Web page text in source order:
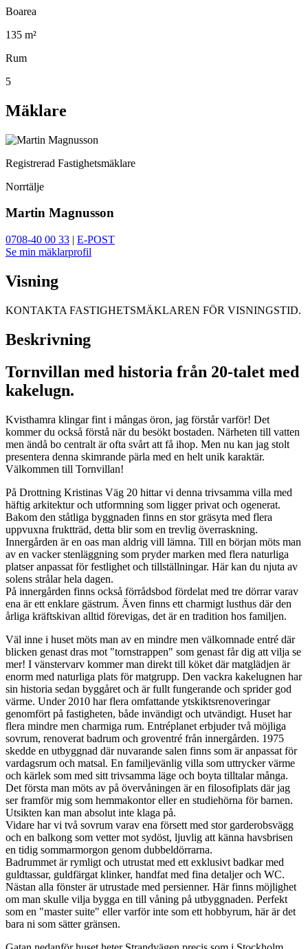
Boarea
135 m²
Rum
5
Mäklare
Registrerad Fastighetsmäklare
Norrtälje
Martin Magnusson
0708-40 00 33 | E-POST
Se min mäklarprofil
Visning
KONTAKTA FASTIGHETSMÄKLAREN FÖR VISNINGSTID.
Beskrivning
Tornvillan med historia från 20-talet med
kakelugn.
Kvisthamra klingar fint i mångas öron, jag förstår varför! Det
kommer du också förstå när du besökt bostaden. Närheten till vatten
men ändå bo centralt är ofta svårt att få ihop. Men nu kan jag stolt
presentera denna skimrande pärla med en helt unik karaktär.
Välkommen till Tornvillan!
På Drottning Kristinas Väg 20 hittar vi denna trivsamma villa med
häftig arkitektur och utformning som ligger privat och ogenerat.
Bakom den ståtliga byggnaden finns en stor gräsyta med flera
uppvuxna fruktträd, detta blir som en trevlig överraskning.
Innergården är en oas man aldrig vill lämna. Till en början möts man
av en vacker stenläggning som pryder marken med flera naturliga
platser anpassat för festlighet och tillställningar. Här kan du njuta av
solens strålar hela dagen.
På innergården finns också förrådsbod fördelat med tre dörrar varav
ena är ett enklare gästrum. Även finns ett charmigt lusthus där den
årliga kräftskivan alltid förevigas, det är en tradition hos familjen.
Väl inne i huset möts man av en mindre men välkomnade entré där
blicken genast dras mot "tornstrappen" som genast får dig att vilja se
mer! I vänstervarv kommer man direkt till köket där matglädjen är
enorm med naturliga plats för matgrupp. Den vackra kakelugnen har
sin historia sedan byggåret och är fullt fungerande och sprider god
värme. Under 2010 har flera omfattande ytskiktsrenoveringar
genomfört på fastigheten, både invändigt och utvändigt. Huset har
flera mindre men charmiga rum. Entréplanet erbjuder två möjliga
sovrum, renoverat badrum och groventré från innergården. 1975
skedde en utbyggnad där nuvarande salen finns som är anpassat för
vardagsrum och matsal. En familjevänlig villa som uttrycker värme
och kärlek som med sitt trivsamma läge och boyta tilltalar många.
Det första man möts av på övervåningen är en filosofiplats där jag
ser framför mig som hemmakontor eller en studiehörna för barnen.
Utsikten kan man absolut inte klaga på.
Vidare har vi två sovrum varav ena försett med stor garderobsvägg
och en balkong som vetter mot sydöst, ljuvlig att känna havsbrisen
en tidig sommarmorgon genom dubbeldörrarna.
Badrummet är rymligt och utrustat med ett exklusivt badkar med
guldtassar, guldfärgat klinker, handfat med fina detaljer och WC.
Nästan alla fönster är utrustade med persienner. Här finns möjlighet
om man skulle vilja bygga en till våning på utbyggnaden. Perfekt
som en "master suite" eller varför inte som ett hobbyrum, här är det
bara ni som sätter gränsen.